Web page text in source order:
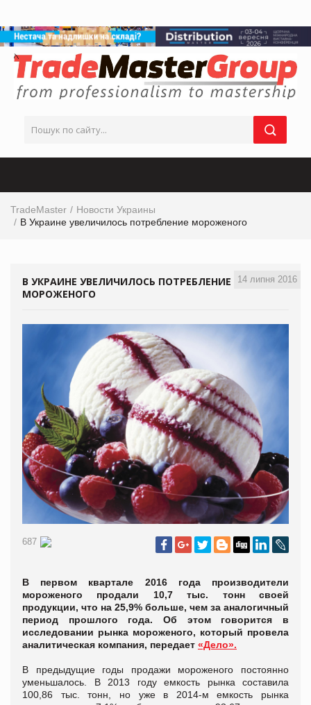
TradeMaster
Новости Украины
В Украине увеличилось потребление мороженого
14 липня 2016
В УКРАИНЕ УВЕЛИЧИЛОСЬ ПОТРЕБЛЕНИЕ
МОРОЖЕНОГО
687
В первом квартале 2016 года производители
мороженого продали 10,7 тыс. тонн своей
продукции, что на 25,9% больше, чем за аналогичный
период прошлого года. Об этом говорится в
исследовании рынка мороженого, который провела
аналитическая компания, передает «Дело».
В предыдущие годы продажи мороженого постоянно
уменьшалось. В 2013 году емкость рынка составила
100,86 тыс. тонн, но уже в 2014-м емкость рынка